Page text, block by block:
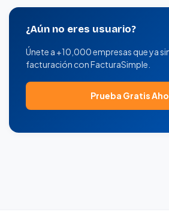
¿Aún no eres usuario?
Únete a +10,000 empresas que ya
facturación con FacturaSimple.
Prueba Gratis